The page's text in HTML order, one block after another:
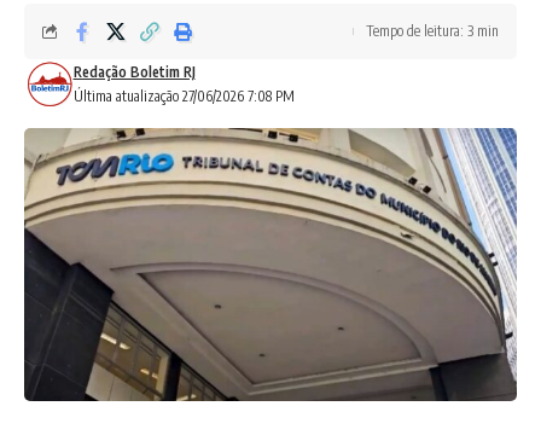
Última atualização 27/06/2026 7:08 PM
Redação Boletim RJ
Tempo de leitura: 3 min